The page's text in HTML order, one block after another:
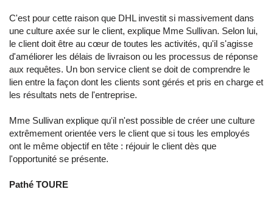
C'est pour cette raison que DHL investit si massivement dans
une culture axée sur le client, explique Mme Sullivan. Selon lui,
le client doit être au cœur de toutes les activités, qu'il s'agisse
d'améliorer les délais de livraison ou les processus de réponse
aux requêtes. Un bon service client se doit de comprendre le
lien entre la façon dont les clients sont gérés et pris en charge et
les résultats nets de l'entreprise.
Mme Sullivan explique qu'il n'est possible de créer une culture
extrêmement orientée vers le client que si tous les employés
ont le même objectif en tête : réjouir le client dès que
l'opportunité se présente.
Pathé TOURE